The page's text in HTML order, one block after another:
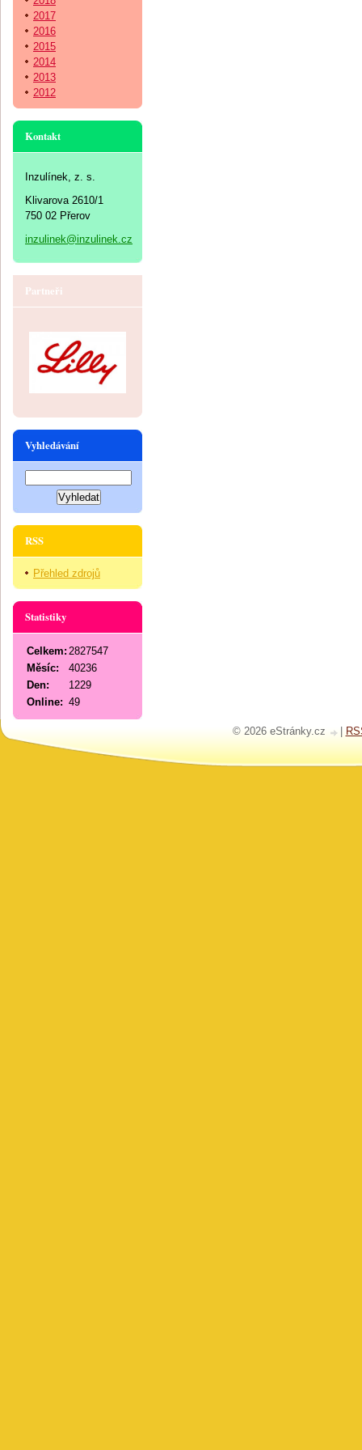
2017
2016
2015
2014
2013
2012
Kontakt
Inzulínek, z. s.
Klivarova 2610/1
750 02 Přerov
inzulinek@inzulinek.cz
Partneři
Vyhledávání
RSS
Přehled zdrojů
Statistiky
Online: 49
Celkem: 2827547
Měsíc:
40236
Den:
1229
© 2026 eStránky.cz